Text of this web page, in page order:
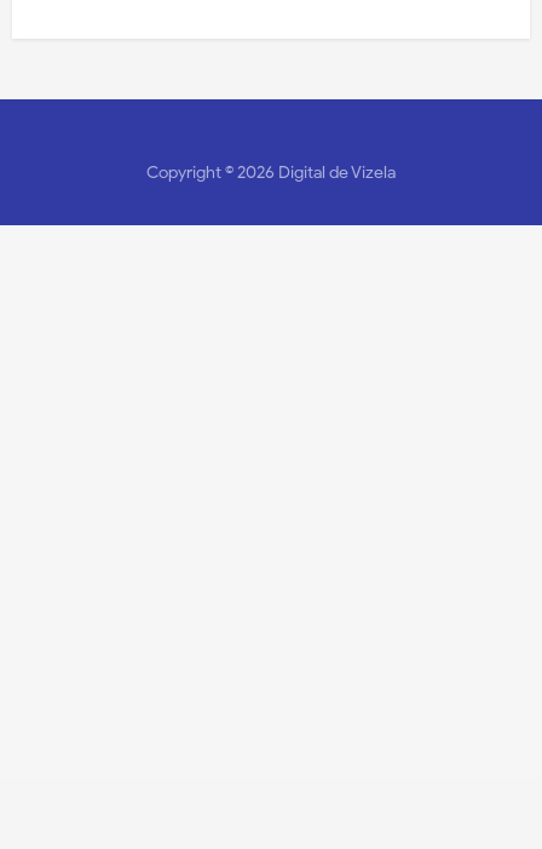
Copyright ©2026 Digital de Vizela